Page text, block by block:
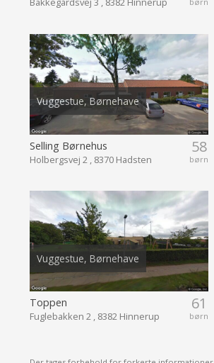
Vuggestue, Børnehave
58
børn
Selling Børnehus
Holbergsvej 2 , 8370 Hadsten
Vuggestue, Børnehave
61
børn
Toppen
Fuglebakken 2 , 8382 Hinnerup